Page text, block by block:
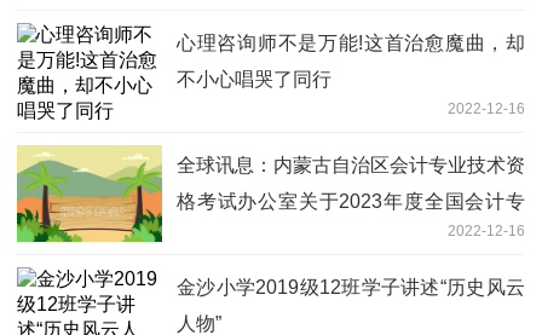
心理咨询师不是万能!这首治愈魔曲，却
不小心唱哭了同行
2022-12-16
全球讯息：内蒙古自治区会计专业技术资
格考试办公室关于2023年度全国会计专
业技术资格考试和全区正高级会计师资格
考试考务日程安排及有关事项的通知
2022-12-16
金沙小学2019级12班学子讲述“历史风云
人物”